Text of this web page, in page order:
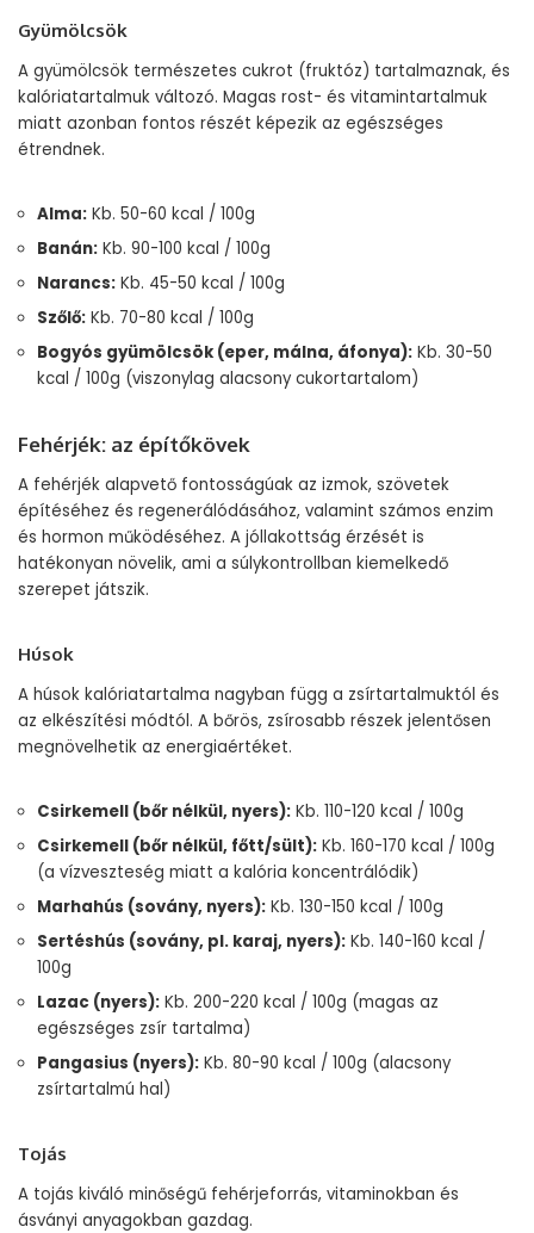
Gyümölcsök
A gyümölcsök természetes cukrot (fruktóz) tartalmaznak, és
kalóriatartalmuk változó. Magas rost- és vitamintartalmuk
miatt azonban fontos részét képezik az egészséges
étrendnek.
Alma: Kb. 50-60 kcal / 100g
Banán: Kb. 90-100 kcal / 100g
Narancs: Kb. 45-50 kcal / 100g
Szőlő: Kb. 70-80 kcal / 100g
Bogyós gyümölcsök (eper, málna, áfonya): Kb. 30-50
kcal / 100g (viszonylag alacsony cukortartalom)
Fehérjék: az építőkövek
A fehérjék alapvető fontosságúak az izmok, szövetek
építéséhez és regenerálódásához, valamint számos enzim
és hormon működéséhez. A jóllakottság érzését is
hatékonyan növelik, ami a súlykontrollban kiemelkedő
szerepet játszik.
Húsok
A húsok kalóriatartalma nagyban függ a zsírtartalmuktól és
az elkészítési módtól. A bőrös, zsírosabb részek jelentősen
megnövelhetik az energiaértéket.
Csirkemell (bőr nélkül, nyers): Kb. 110-120 kcal / 100g
Csirkemell (bőr nélkül, főtt/sült): Kb. 160-170 kcal / 100g
(a vízveszteség miatt a kalória koncentrálódik)
Marhahús (sovány, nyers): Kb. 130-150 kcal / 100g
Sertéshús (sovány, pl. karaj, nyers): Kb. 140-160 kcal /
100g
Lazac (nyers): Kb. 200-220 kcal / 100g (magas az
egészséges zsír tartalma)
Pangasius (nyers): Kb. 80-90 kcal / 100g (alacsony
zsírtartalmú hal)
Tojás
A tojás kiváló minőségű fehérjeforrás, vitaminokban és
ásványi anyagokban gazdag.